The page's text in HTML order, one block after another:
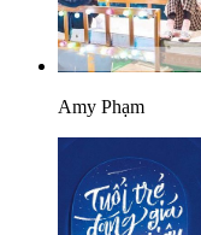
Amy Phạm